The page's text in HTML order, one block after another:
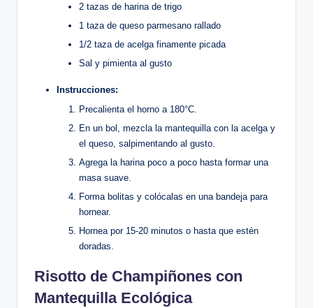
2 tazas de harina de trigo
1 taza de queso parmesano rallado
1/2 taza de acelga finamente picada
Sal y pimienta al gusto
Instrucciones:
Precalienta el horno a 180°C.
En un bol, mezcla la mantequilla con la acelga y
el queso, salpimentando al gusto.
Agrega la harina poco a poco hasta formar una
masa suave.
Forma bolitas y colócalas en una bandeja para
hornear.
Hornea por 15-20 minutos o hasta que estén
doradas.
Risotto de Champiñones con
Mantequilla Ecológica